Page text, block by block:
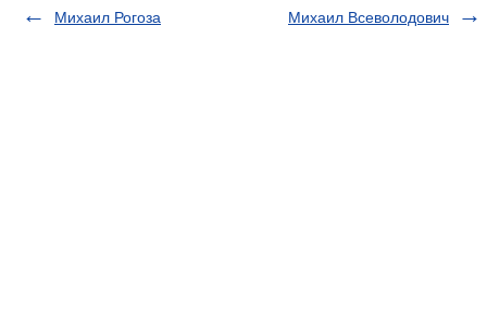
Михаил Рогоза
Михаил Всеволодович